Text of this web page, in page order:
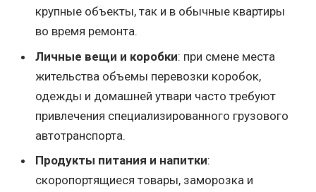
крупные объекты, так и в обычные квартиры
во время ремонта.
Личные вещи и коробки: при смене места
жительства объемы перевозки коробок,
одежды и домашней утвари часто требуют
привлечения специализированного грузового
автотранспорта.
Продукты питания и напитки:
скоропортящиеся товары, заморозка и